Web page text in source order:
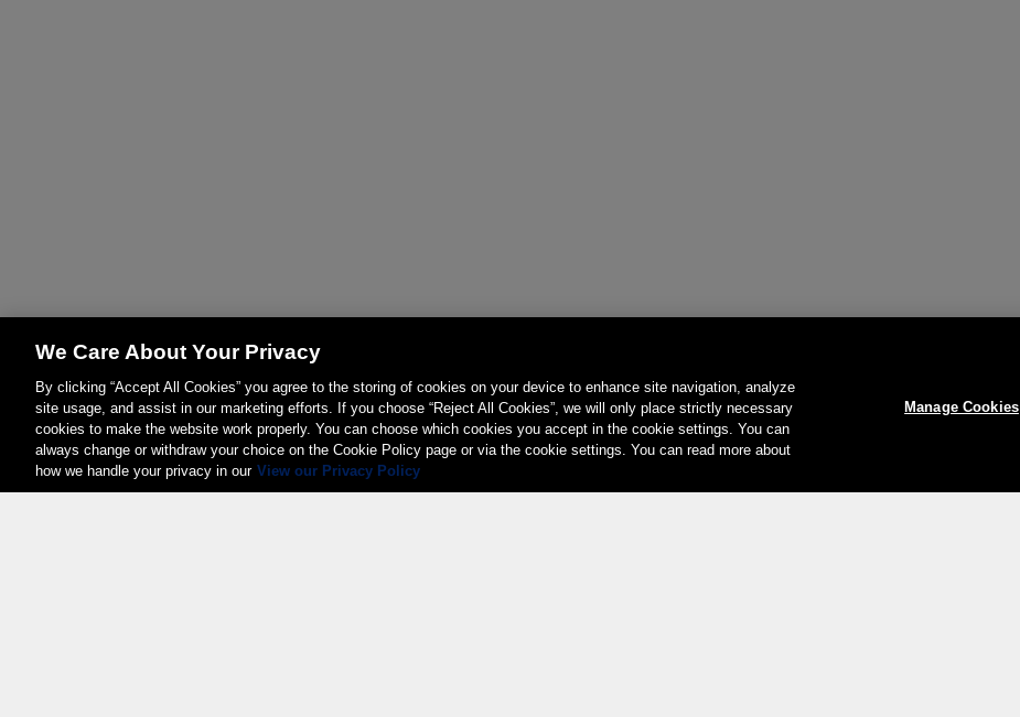
We Care About Your Privacy
By clicking “Accept All Cookies” you agree to the storing of cookies on your device to enhance site navigation, analyze
site usage, and assist in our marketing efforts. If you choose “Reject All Cookies”, we will only place strictly necessary
cookies to make the website work properly. You can choose which cookies you accept in the cookie settings. You can
always change or withdraw your choice on the Cookie Policy page or via the cookie settings. You can read more about
how we handle your privacy in our View our Privacy Policy
Manage Cookies